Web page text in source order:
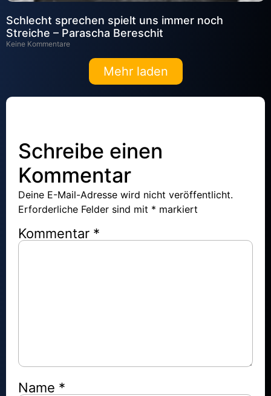
Schlecht sprechen spielt uns immer noch
Streiche – Parascha Bereschit
Keine Kommentare
Mehr laden
Schreibe einen
Kommentar
Deine E-Mail-Adresse wird nicht veröffentlicht.
Erforderliche Felder sind mit * markiert
Kommentar *
Name *